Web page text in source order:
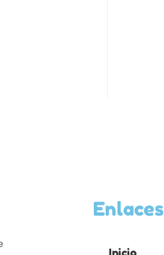
Enlaces